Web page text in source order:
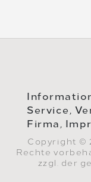
Service,
Firma,
Copyright ©
Rechte
zzgl. der